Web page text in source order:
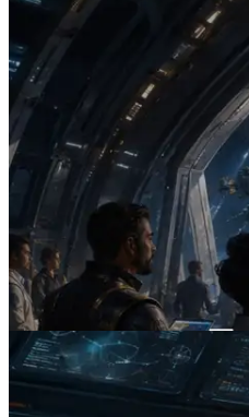
2026.07.04
ERPC ra mắt
Mở ra thời đại AI
cầu cho API cần dùng
Đọc bài viết này